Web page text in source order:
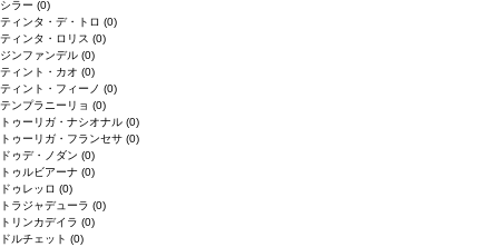
シラー (0)
ティンタ・デ・トロ (0)
ティンタ・ロリス (0)
ジンファンデル (0)
ティント・カオ (0)
ティント・フィーノ (0)
テンプラニーリョ (0)
トゥーリガ・ナシオナル (0)
トゥーリガ・フランセサ (0)
ドゥデ・ノダン (0)
トゥルビアーナ (0)
ドゥレッロ (0)
トラジャデューラ (0)
トリンカデイラ (0)
ドルチェット (0)